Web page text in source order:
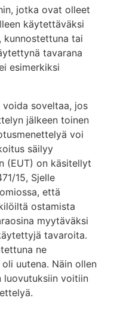
jotka ovat olleet
käytettäväksi
kunnostettuna tai
tavarana
esimerkiksi
soveltaa, jos
jälkeen toinen
voi
säilyy
(EUT) on käsitellyt
15, Sjelle
että
ostamista
myytäväksi
tavaroita.
ne
uutena. Näin ollen
luovutuksiin voitiin